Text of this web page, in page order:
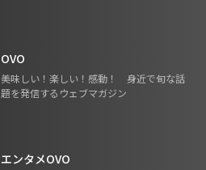
OVO
美味しい！楽しい！感動！ 身近で旬な話
題を発信するウェブマガジン
エンタメOVO